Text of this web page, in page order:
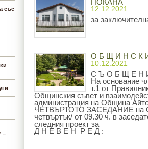
със
–
ПОКАНА
12.12.2021
за
О Б Щ И Н С К
10.12.2021
С Ъ О Б Щ Е Н
На основание
т.1 от
Общинския съвет и
администрация на Община
ЧЕТВЪРТОТО ЗАСЕДАНИЕ на
четвъртък/ от 09.30 ч. в
следния проект за
Д Н Е В Е Н Р Е Д :